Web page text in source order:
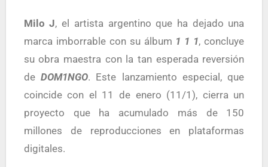
Milo J, el artista argentino que ha dejado una
marca imborrable con su álbum 1 1 1, concluye
su obra maestra con la tan esperada reversión
deDOM1NGO. Este lanzamiento especial, que
coincide con el 11 de enero (11/1), cierra un
proyecto que ha acumulado más de 150
millones de reproducciones en plataformas
digitales.